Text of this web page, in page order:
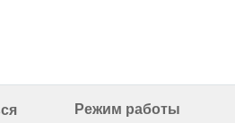
Режим работы